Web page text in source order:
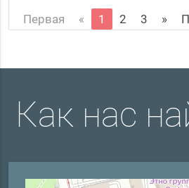
Первая « 1 2 3 »
Как нас